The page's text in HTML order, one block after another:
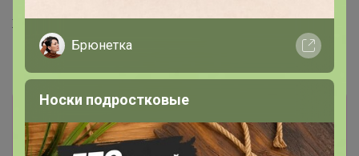
Информация о заказах доступна
лишь членам клуба
Брюнетка
Носки подростковые